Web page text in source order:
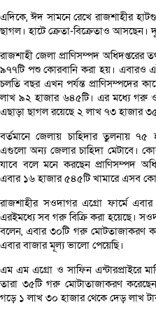
এদিকে, ঈদ সামনে রেখে রাজশাহীর
ছাগল। হাটে ক্রেতা-বিক্রেতাও আসছেন।
রাজশাহী জেলা প্রাণিসম্পদ
৯৭৭টি পশু কোরবানি করা হয়। এবারও
চলতি বছর এখন পর্যন্ত প্রাণিসম্পদের
লাখ ৯২ হাজার ৬৪৫টি। এর মধ্যে গরু
এছাড়া ছাগল রয়েছে ২ লাখ ৭৩ হাজার
বর্তমানে জেলায় চাহিদার তুলনায় ৭৫
এগুলো অন্য জেলার চাহিদা মেটাবে।
যাবে বলে মনে করছেন প্রাণিসম্পদ
এবার ১৬ হাজার ৫৪৫টি খামারে এসব
রাজশাহীর সওদাগর এগ্রো ফার্মে
এরইমধ্যে সব গরু বিক্রি করা হয়েছে।
বলেন, এবার ৩০টি গরু মোটতাজাকরণ
এবার বাজার মূল্য ভালো পেয়েছি।
এম এম এগ্রো ও সাফিন এন্টারপ্রাইরে
তারা ৩৫টি গরু মোটাতাজাকরণ
গড়ে ১ লাখ ৩০ হাজার থেকে দেড় লাখ